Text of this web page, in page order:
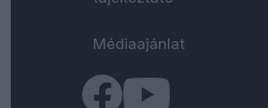
Médiaajánlat